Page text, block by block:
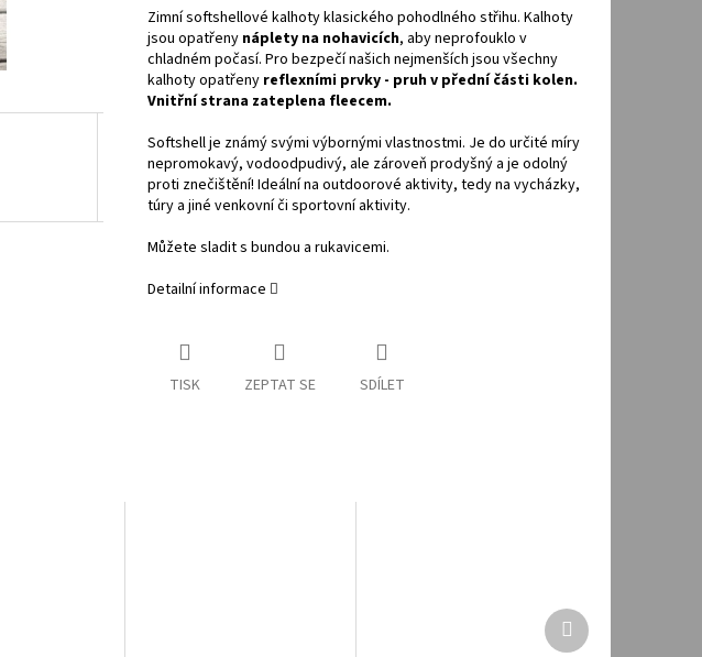
Zimní softshellové kalhoty klasického pohodlného střihu. Kalhoty
jsou opatřeny náplety na nohavicích, aby neprofouklo v
chladném počasí. Pro bezpečí našich nejmenších jsou všechny
kalhoty opatřeny reflexními prvky - pruh v přední části kolen.
Vnitřní strana zateplena fleecem.
Softshell je známý svými výbornými vlastnostmi. Je do určité míry
nepromokavý, vodoodpudivý, ale zároveň prodyšný a je odolný
proti znečištění! Ideální na outdoorové aktivity, tedy na vycházky,
túry a jiné venkovní či sportovní aktivity.
Můžete sladit s bundou a rukavicemi.
Detailní informace
TISK ZEPTAT SE SDÍLET
Další
produkt